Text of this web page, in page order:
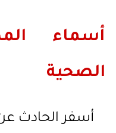
أسماء
الصحية
أسفر الحادث